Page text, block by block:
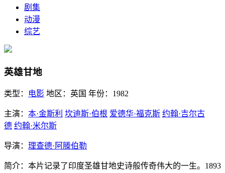
剧集
动漫
综艺
英雄甘地
类型： 电影 地区： 英国 年份： 1982
主演： 本·金斯利 坎迪斯·伯根 爱德华·福克斯 约翰·吉尔古
德 约翰·米尔斯
导演： 理查德·阿滕伯勒
简介： 本片记录了印度圣雄甘地史诗般传奇伟大的一生。1893